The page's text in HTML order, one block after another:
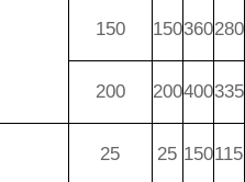
150 150360280
200 200400335
25 25 150115